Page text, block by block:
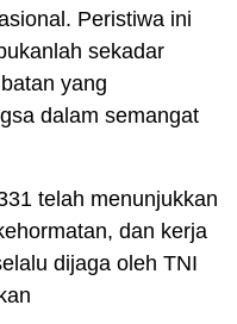
Peristiwa ini
sekadar
yang
dalam semangat
telah menunjukkan
dan kerja
dijaga oleh TNI